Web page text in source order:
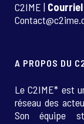
C2IME | Courriel
A PROPOS DU
Le C2IME* est
réseau des
Son équipe